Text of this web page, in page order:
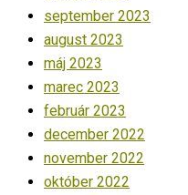
september 2023
august 2023
máj 2023
marec 2023
február 2023
december 2022
november 2022
október 2022